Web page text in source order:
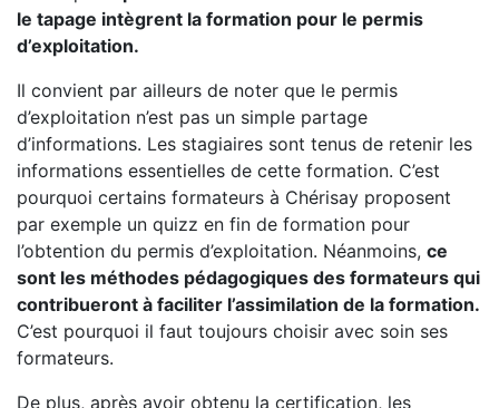
le tapage intègrent la formation pour le permis
d’exploitation.
Il convient par ailleurs de noter que le permis
d’exploitation n’est pas un simple partage
d’informations. Les stagiaires sont tenus de retenir les
informations essentielles de cette formation. C’est
pourquoi certains formateurs à Chérisay proposent
par exemple un quizz en fin de formation pour
l’obtention du permis d’exploitation. Néanmoins, ce
sont les méthodes pédagogiques des formateurs qui
contribueront à faciliter l’assimilation de la formation.
C’est pourquoi il faut toujours choisir avec soin ses
formateurs.
De plus, après avoir obtenu la certification, les